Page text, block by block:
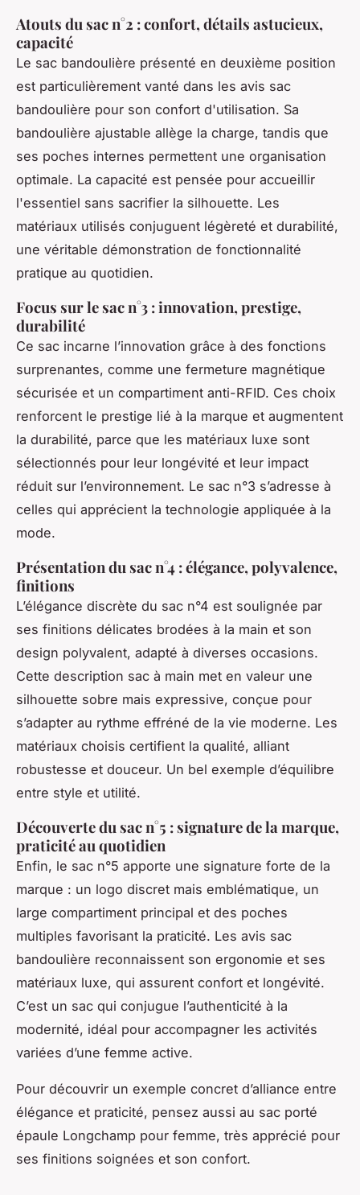
Atouts du sac n°2 : confort, détails astucieux,
capacité
Le sac bandoulière présenté en deuxième position
est particulièrement vanté dans les avis sac
bandoulière pour son confort d'utilisation. Sa
bandoulière ajustable allège la charge, tandis que
ses poches internes permettent une organisation
optimale. La capacité est pensée pour accueillir
l'essentiel sans sacrifier la silhouette. Les
matériaux utilisés conjuguent légèreté et durabilité,
une véritable démonstration de fonctionnalité
pratique au quotidien.
Focus sur le sac n°3 : innovation, prestige,
durabilité
Ce sac incarne l’innovation grâce à des fonctions
surprenantes, comme une fermeture magnétique
sécurisée et un compartiment anti-RFID. Ces choix
renforcent le prestige lié à la marque et augmentent
la durabilité, parce que les matériaux luxe sont
sélectionnés pour leur longévité et leur impact
réduit sur l’environnement. Le sac n°3 s’adresse à
celles qui apprécient la technologie appliquée à la
mode.
Présentation du sac n°4 : élégance, polyvalence,
finitions
L’élégance discrète du sac n°4 est soulignée par
ses finitions délicates brodées à la main et son
design polyvalent, adapté à diverses occasions.
Cette description sac à main met en valeur une
silhouette sobre mais expressive, conçue pour
s’adapter au rythme effréné de la vie moderne. Les
matériaux choisis certifient la qualité, alliant
robustesse et douceur. Un bel exemple d’équilibre
entre style et utilité.
Découverte du sac n°5 : signature de la marque,
praticité au quotidien
Enfin, le sac n°5 apporte une signature forte de la
marque : un logo discret mais emblématique, un
large compartiment principal et des poches
multiples favorisant la praticité. Les avis sac
bandoulière reconnaissent son ergonomie et ses
matériaux luxe, qui assurent confort et longévité.
C’est un sac qui conjugue l’authenticité à la
modernité, idéal pour accompagner les activités
variées d’une femme active.
Pour découvrir un exemple concret d’alliance entre
élégance et praticité, pensez aussi au sac porté
épaule Longchamp pour femme, très apprécié pour
ses finitions soignées et son confort.